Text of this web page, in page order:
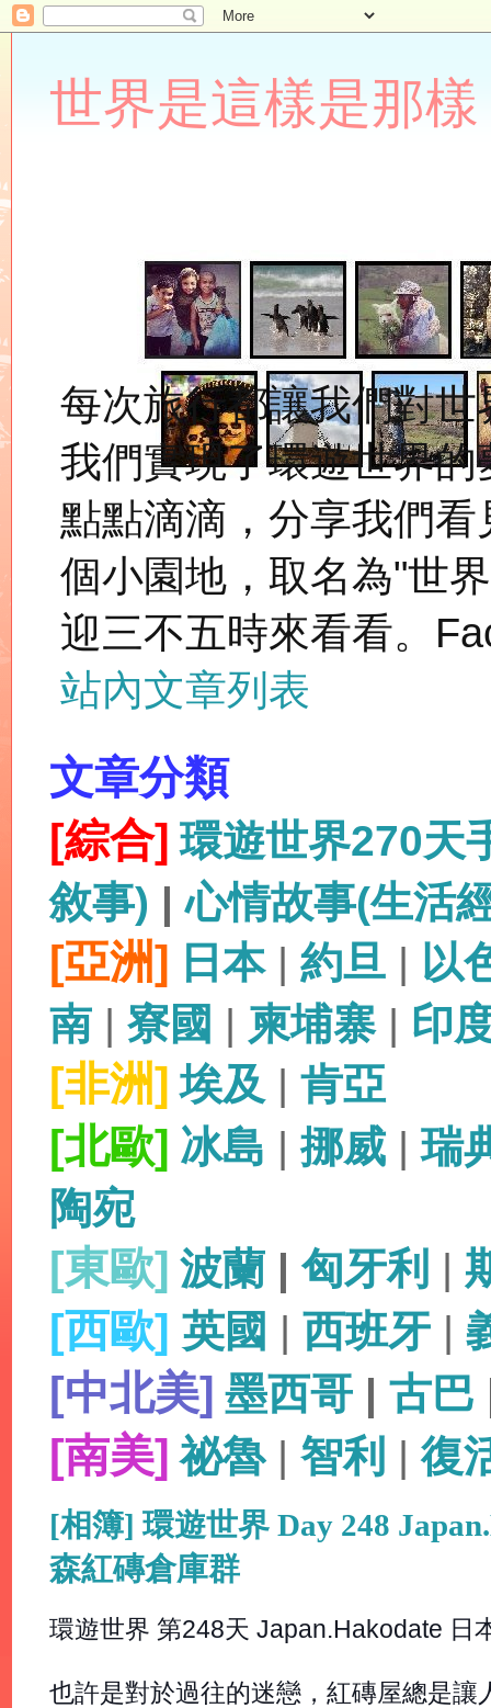
世界是這樣是那樣
每次旅行都讓我們對
我們實現了環遊世界
點點滴滴，分享我們
個小園地，取名為"世
迎三不五時來看看。
站內文章列表
文章分類
[綜合] 環遊世界270天
敘事) |心情故事(生活
[亞洲] 日本| 約旦 | 以
南 | 寮國 | 柬埔寨| 印
[非洲] 埃及 | 肯亞
[北歐] 冰島 |挪威 |瑞
陶宛
[東歐] 波蘭 | 匈牙利 |
[西歐] 英國 | 西班牙 |
[中北美] 墨西哥 | 古巴
[南美] 祕魯| 智利 |復
[相簿] 環遊世界 Day 248
森紅磚倉庫群
環遊世界 第248天 Japan.Hakodate 日
也許是對於過往的迷戀，紅磚屋總是讓